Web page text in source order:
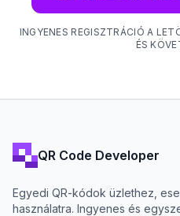
INGYENES REGISZTRÁCIÓ A
ÉS
QR Code Developer
Egyedi QR-kódok üzlethez,
használatra. Ingyenes és